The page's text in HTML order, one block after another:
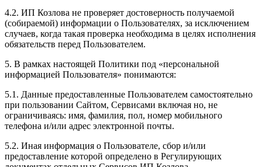
4.2. ИП Козлова не проверяет достоверность получаемой
(собираемой) информации о Пользователях, за исключением
случаев, когда такая проверка необходима в целях исполнения
обязательств перед Пользователем.
5. В рамках настоящей Политики под «персональной
информацией Пользователя» понимаются:
5.1. Данные предоставленные Пользователем самостоятельно
при пользовании Сайтом, Сервисами включая но, не
ограничиваясь: имя, фамилия, пол, номер мобильного
телефона и/или адрес электронной почты.
5.2. Иная информация о Пользователе, сбор и/или
предоставление которой определено в Регулирующих